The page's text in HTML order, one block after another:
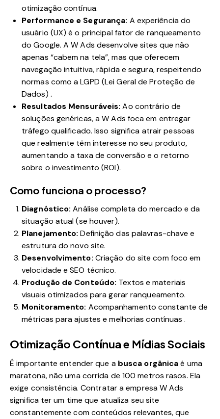
otimização contínua.
Performance e Segurança: A experiência do
usuário (UX) é o principal fator de ranqueamento
do Google. A W Ads desenvolve sites que não
apenas “cabem na tela”, mas que oferecem
navegação intuitiva, rápida e segura, respeitendo
normas como a LGPD (Lei Geral de Proteção de
Dados) .
Resultados Mensuráveis: Ao contrário de
soluções genéricas, a W Ads foca em entregar
tráfego qualificado. Isso significa atrair pessoas
que realmente têm interesse no seu produto,
aumentando a taxa de conversão e o retorno
sobre o investimento (ROI).
Como funciona o processo?
Diagnóstico: Análise completa do mercado e da
situação atual (se houver).
Planejamento: Definição das palavras-chave e
estrutura do novo site.
Desenvolvimento: Criação do site com foco em
velocidade e SEO técnico.
Produção de Conteúdo: Textos e materiais
visuais otimizados para gerar ranqueamento.
Monitoramento: Acompanhamento constante de
métricas para ajustes e melhorias contínuas.
Otimização Contínua e Mídias Sociais
É importante entender que a busca orgânicaé uma
maratona, não uma corrida de 100 metros rasos. Ela
exige consistência. Contratar a empresa W Ads
significa ter um time que atualiza seu site
constantemente com conteúdos relevantes, que